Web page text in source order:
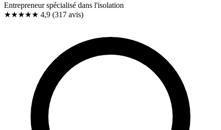
Entrepreneur spécialisé dans l'isolation
★★★★★ 4,9 (317 avis)